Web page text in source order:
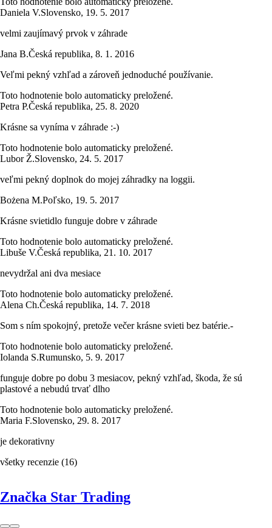
Daniela V.Slovensko, 19. 5. 2017
velmi zaujímavý prvok v záhrade
Jana B.Česká republika, 8. 1. 2016
Veľmi pekný vzhľad a zároveň jednoduché používanie.
Toto hodnotenie bolo automaticky preložené.
Petra P.Česká republika, 25. 8. 2020
Krásne sa vyníma v záhrade :-)
Toto hodnotenie bolo automaticky preložené.
Lubor Ž.Slovensko, 24. 5. 2017
veľmi pekný doplnok do mojej záhradky na loggii.
Bożena M.Poľsko, 19. 5. 2017
Krásne svietidlo funguje dobre v záhrade
Toto hodnotenie bolo automaticky preložené.
Libuše V.Česká republika, 21. 10. 2017
nevydržal ani dva mesiace
Toto hodnotenie bolo automaticky preložené.
Alena Ch.Česká republika, 14. 7. 2018
Som s ním spokojný, pretože večer krásne svieti bez batérie.-
Toto hodnotenie bolo automaticky preložené.
Iolanda S.Rumunsko, 5. 9. 2017
funguje dobre po dobu 3 mesiacov, pekný vzhľad, škoda, že sú
plastové a nebudú trvať dlho
Toto hodnotenie bolo automaticky preložené.
Maria F.Slovensko, 29. 8. 2017
je dekorativny
všetky recenzie (16)
Značka Star Trading